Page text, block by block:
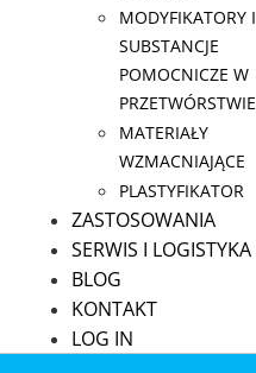
MODYFIKATORY I
SUBSTANCJE
POMOCNICZE W
PRZETWÓRSTWIE
MATERIAŁY
WZMACNIAJĄCE
PLASTYFIKATOR
ZASTOSOWANIA
SERWIS I LOGISTYKA
BLOG
KONTAKT
LOG IN